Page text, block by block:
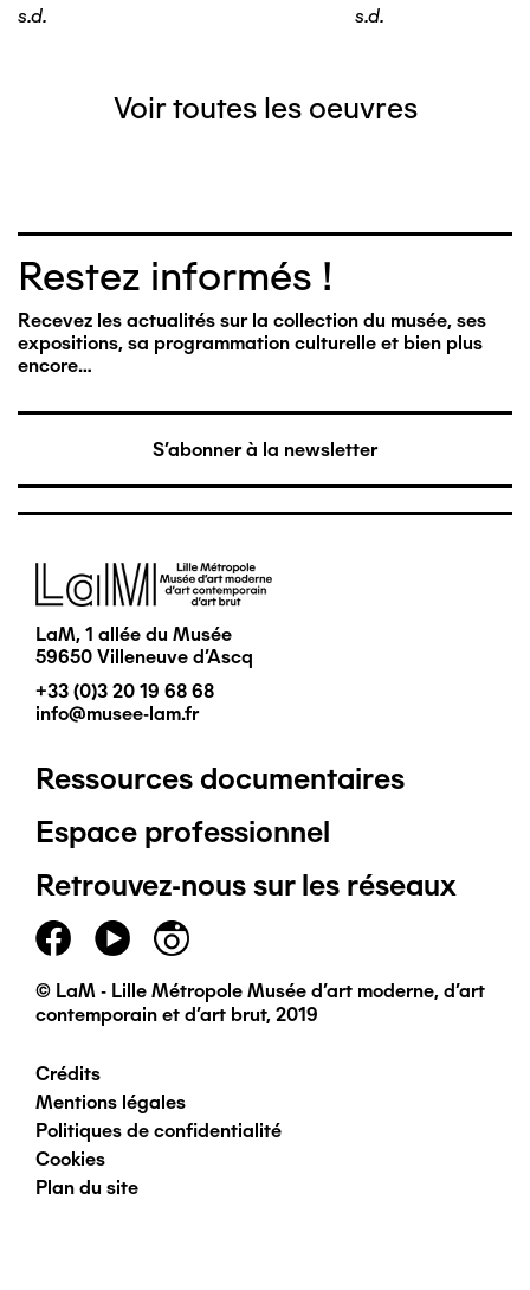
s.d.
s.d.
Voir toutes les oeuvres
Restez informés !
Recevez les actualités sur la collection du musée, ses
expositions, sa programmation culturelle et bien plus
encore…
S'abonner à la newsletter
Image
LaM, 1 allée du Musée
59650 Villeneuve d'Ascq
+33 (0)3 20 19 68 68
info@musee-lam.fr
Pied
de
page
principal
Ressources documentaires
Espace professionnel
Retrouvez-nous sur les réseaux
© LaM - Lille Métropole Musée d'art moderne, d'art
contemporain et d'art brut, 2019
Pied
de
page
Crédits
Mentions légales
Politiques de confidentialité
Cookies
Plan du site